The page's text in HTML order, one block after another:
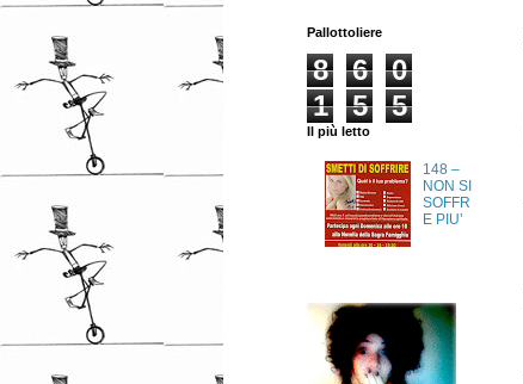
Pallottoliere
8 6
0
1
5 5
Il più letto
148 –
NON SI
SOFFR
E PIU’